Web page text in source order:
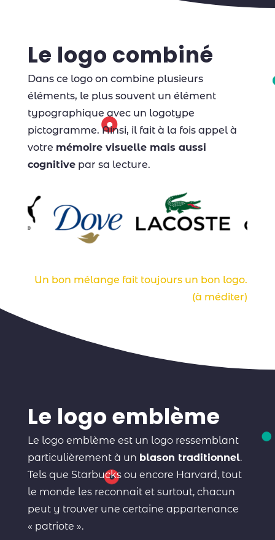
Le logo combiné
Dans ce logo on combine plusieurs
éléments, le plus souvent un élément
typographique avec un logotype
pictogramme. Ainsi, il fait à la fois appel à
votre mémoire visuelle mais aussi
cognitivepar sa lecture.
Un bon mélange fait toujours un bon logo.
(à méditer)
Le logo emblème
Le logo emblème est un logo ressemblant
particulièrement à un blason traditionnel.
Tels que Starbucks ou encore Harvard, tout
le monde les reconnait et surtout, chacun
peut y trouver une certaine appartenance
« patriote ».